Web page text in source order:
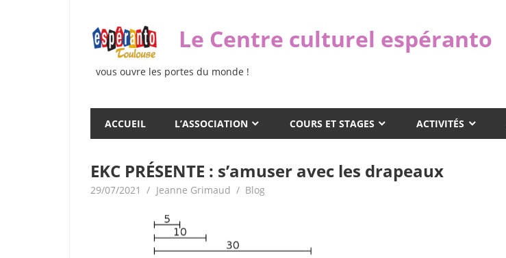
content
Le Centre culturel espéranto
vous ouvre les portes du monde !
ACCUEIL L’ASSOCIATION COURS ET STAGES ACTIVITÉS
EKC PRÉSENTE : s’amuser avec les drapeaux
29/07/2021 Jeanne Grimaud Blog